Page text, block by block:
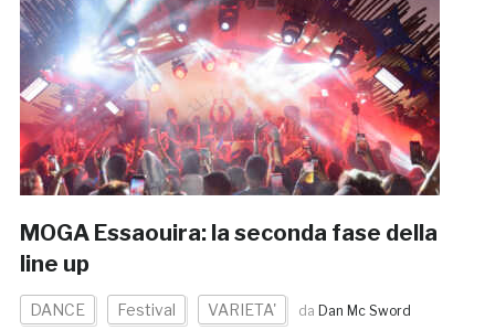
MOGA Essaouira: la seconda fase della
line up
DANCE Festival VARIETA' da Dan Mc Sword